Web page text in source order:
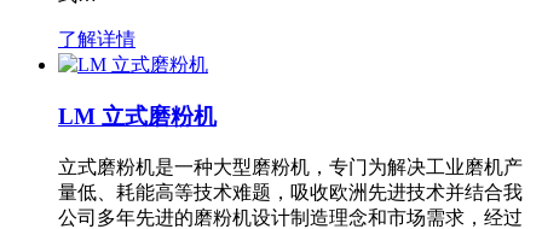
了解详情
LM 立式磨粉机
立式磨粉机是一种大型磨粉机，专门为解决工业磨机产
量低、耗能高等技术难题，吸收欧洲先进技术并结合我
公司多年先进的磨粉机设计制造理念和市场需求，经过